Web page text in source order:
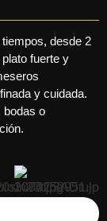
desde 2
fuerte y
y cuidada.
bodas o